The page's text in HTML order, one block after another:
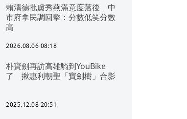
賴清德批盧秀燕滿意度落後 中
市府拿民調回擊：分數低笑分數
高
2026.08.06 08:18
朴寶劍再訪高雄騎到YouBike
了 揪惠利朝聖「寶劍樹」合影
2025.12.08 20:51